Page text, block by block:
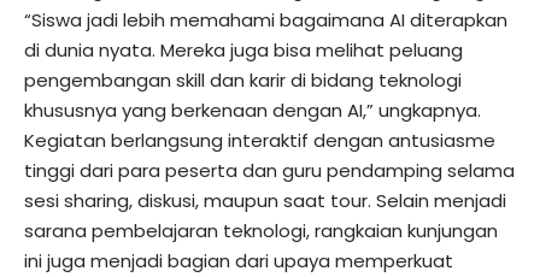
“Siswa jadi lebih memahami bagaimana AI diterapkan
di dunia nyata. Mereka juga bisa melihat peluang
pengembangan skill dan karir di bidang teknologi
khususnya yang berkenaan dengan AI,” ungkapnya.
Kegiatan berlangsung interaktif dengan antusiasme
tinggi dari para peserta dan guru pendamping selama
sesi sharing, diskusi, maupun saat tour. Selain menjadi
sarana pembelajaran teknologi, rangkaian kunjungan
ini juga menjadi bagian dari upaya memperkuat